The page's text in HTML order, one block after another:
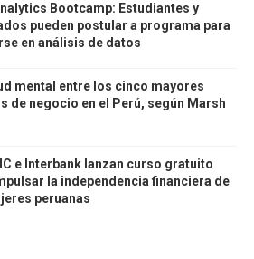
Bootcamp: Estudiantes y
pueden postular a programa para
en análisis de datos
mental entre los cinco mayores
de negocio en el Perú, según Marsh
e Interbank lanzan curso gratuito
la independencia financiera de
peruanas